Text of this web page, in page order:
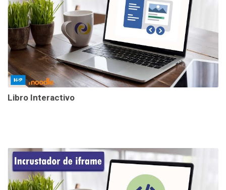
Libro Interactivo